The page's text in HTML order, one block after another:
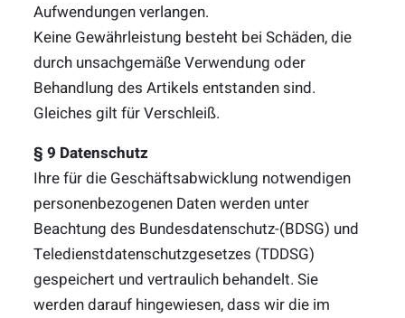
Aufwendungen verlangen.
Keine Gewährleistung besteht bei Schäden, die
durch unsachgemäße Verwendung oder
Behandlung des Artikels entstanden sind.
Gleiches gilt für Verschleiß.
§ 9 Datenschutz
Ihre für die Geschäftsabwicklung notwendigen
personenbezogenen Daten werden unter
Beachtung des Bundesdatenschutz-(BDSG) und
Teledienstdatenschutzgesetzes (TDDSG)
gespeichert und vertraulich behandelt. Sie
werden darauf hingewiesen, dass wir die im